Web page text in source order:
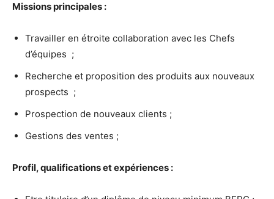
Missions principales :
Travailler en étroite collaboration avec les Chefs
d’équipes ;
Recherche et proposition des produits aux nouveaux
prospects ;
Prospection de nouveaux clients ;
Gestions des ventes ;
Profil, qualifications et expériences :